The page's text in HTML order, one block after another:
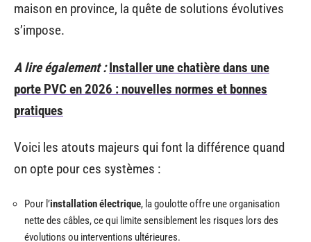
maison en province, la quête de solutions évolutives
s’impose.
A lire également : Installer une chatière dans une
porte PVC en 2026 : nouvelles normes et bonnes
pratiques
Voici les atouts majeurs qui font la différence quand
on opte pour ces systèmes :
Pour l’installation électrique, la goulotte offre une organisation
nette des câbles, ce qui limite sensiblement les risques lors des
évolutions ou interventions ultérieures.